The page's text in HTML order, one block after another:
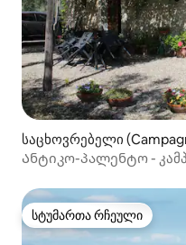
საცხოვრებელი
Ანტიკო-პალენტო -
სტუმართა რჩეული
სტუმართა რჩეული